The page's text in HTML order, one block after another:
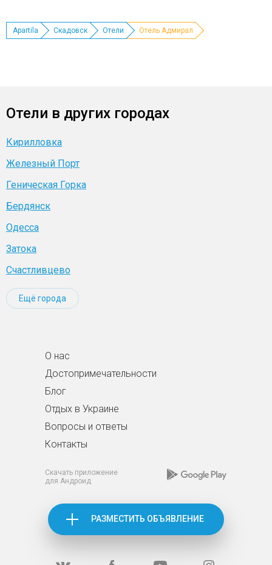
Apartila Скадовск Отели Отель Адмирал
Отели в других городах
Кирилловка
Железный Порт
Геническая Горка
Бердянск
Одесса
Затока
Счастливцево
Ещё города
О нас
Достопримечательности
Блог
Отдых в Украине
Вопросы и ответы
Контакты
Скачать приложение
для Андроид
РАЗМЕСТИТЬ ОБЪЯВЛЕНИЕ